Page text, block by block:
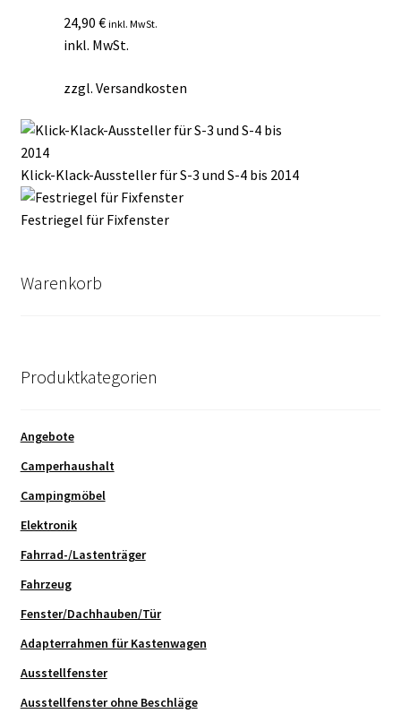
24,90 € inkl. MwSt.
inkl. MwSt.
zzgl. Versandkosten
Klick-Klack-Aussteller für S-3 und S-4 bis 2014
Festriegel für Fixfenster
Warenkorb
Produktkategorien
Angebote
Camperhaushalt
Campingmöbel
Elektronik
Fahrrad-/Lastenträger
Fahrzeug
Fenster/Dachhauben/Tür
Adapterrahmen für Kastenwagen
Ausstellfenster
Ausstellfenster ohne Beschläge